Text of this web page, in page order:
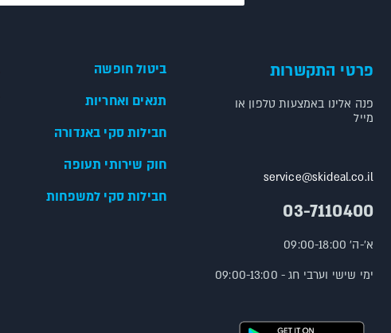
פרטי התקשרות
פנה אלינו באמצעות טלפון או
מייל
service@skideal.co.il
03-7110400
א'-ה' 09:00-18:00
ימי שישי וערבי חג - 09:00-13:00
ביטול חופשה
תנאים ואחריות
חבילות סקי באנדורה
חוק שירותי תעופה
חבילות סקי למשפחות